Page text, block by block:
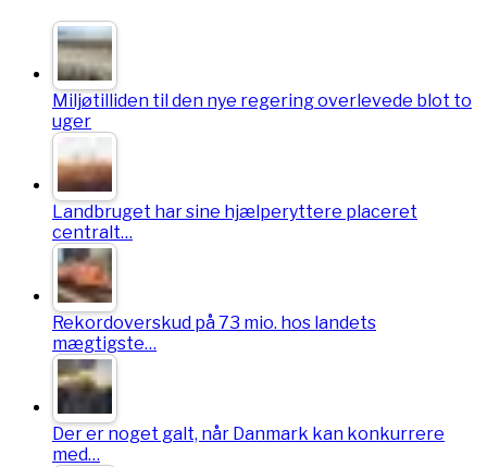
Miljøtilliden til den nye regering overlevede blot to
uger
Landbruget har sine hjælperyttere placeret
centralt…
Rekordoverskud på 73 mio. hos landets
mægtigste…
Der er noget galt, når Danmark kan konkurrere
med…